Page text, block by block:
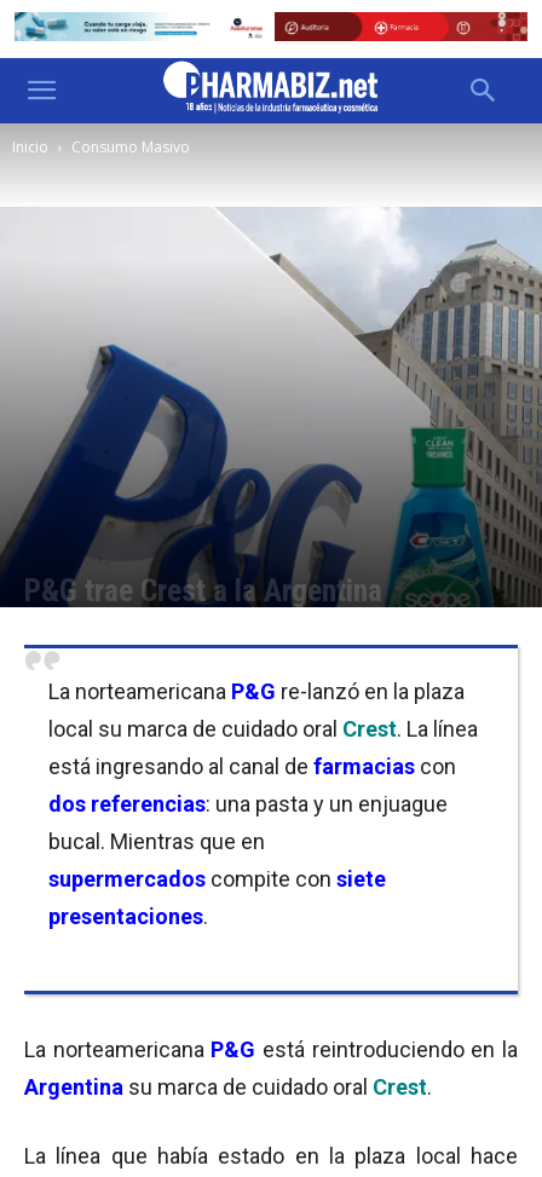
Inicio Consumo Masivo
P&G trae Crest a la Argentina
La norteamericana P&G re-lanzó en la plaza
local su marca de cuidado oral Crest. La línea
está ingresando al canal de farmacias con
dos referencias: una pasta y un enjuague
bucal. Mientras que en
supermercados compite con siete
presentaciones.
La norteamericana P&G está reintroduciendo en la
Argentina su marca de cuidado oral Crest.
La línea que había estado en la plaza local hace